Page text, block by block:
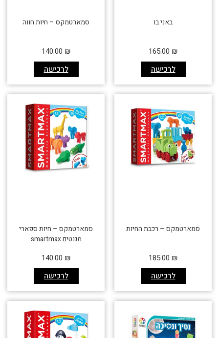
באני בו
לרכישה
165.00 ₪
סמארטמקס – חיות חווה
לרכישה
140.00 ₪
סמארטמקס – רכבת החיות
לרכישה
185.00 ₪
סמארטמקס – חיות ספארי
מגנטים smartmax
לרכישה
140.00 ₪